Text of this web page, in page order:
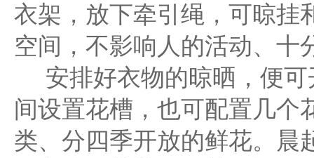
衣架，放下牵引绳，可晾挂
空间，不影响人的活动、十
安排好衣物的晾晒，便可
间设置花槽，也可配置几个
类、分四季开放的鲜花。晨